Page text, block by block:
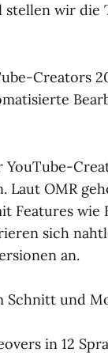
wir die
Creators
OMR
Features
sich
an.
und
in 12